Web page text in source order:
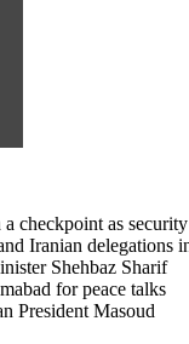
checkpoint as security
Iranian delegations
Shehbaz Sharif
for peace talks
President Masoud